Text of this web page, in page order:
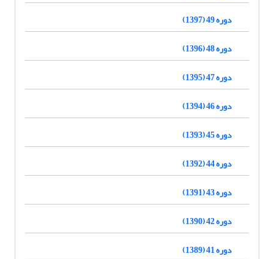
دوره 49 (1397)
دوره 48 (1396)
دوره 47 (1395)
دوره 46 (1394)
دوره 45 (1393)
دوره 44 (1392)
دوره 43 (1391)
دوره 42 (1390)
دوره 41 (1389)